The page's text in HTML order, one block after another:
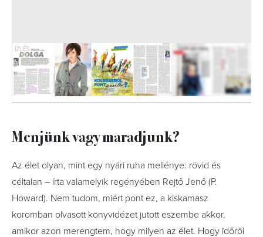
Menjünk vagy maradjunk?
Az élet olyan, mint egy nyári ruha mellénye: rövid és
céltalan – írta valamelyik regényében Rejtő Jenő (P.
Howard). Nem tudom, miért pont ez, a kiskamasz
koromban olvasott könyvidézet jutott eszembe akkor,
amikor azon merengtem, hogy milyen az élet. Hogy időről